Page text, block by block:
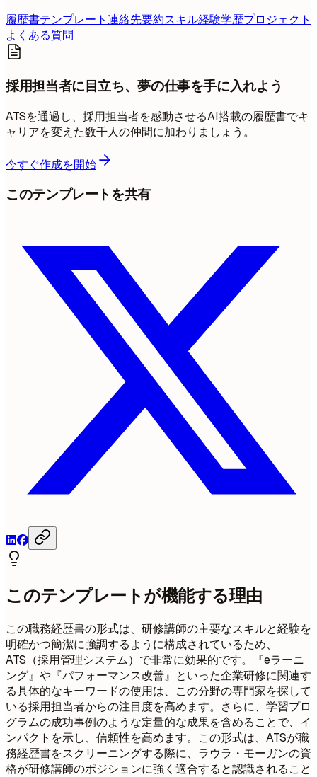
履歴書テンプレート連絡先要約スキル経験学歴プロジェクト
よくある質問
採用担当者に目立ち、夢の仕事を手に入れよう
ATSを通過し、採用担当者を感動させるAI搭載の履歴書でキ
ャリアを変えた数千人の仲間に加わりましょう。
今すぐ作成を開始
このテンプレートを共有
このテンプレートが機能する理由
この職務経歴書の形式は、研修講師の主要なスキルと経験を
明確かつ簡潔に強調するように構成されているため、
ATS（採用管理システム）で非常に効果的です。『eラーニ
ング』や『パフォーマンス改善』といった企業研修に関連す
る具体的なキーワードの使用は、この分野の専門家を探して
いる採用担当者からの注目度を高めます。さらに、学習プロ
グラムの成功事例のような定量的な成果を含めることで、イ
ンパクトを示し、信頼性を高めます。この形式は、ATSが職
務経歴書をスクリーニングする際に、ラウラ・モーガンの資
格が研修講師のポジションに強く適合すると認識されること